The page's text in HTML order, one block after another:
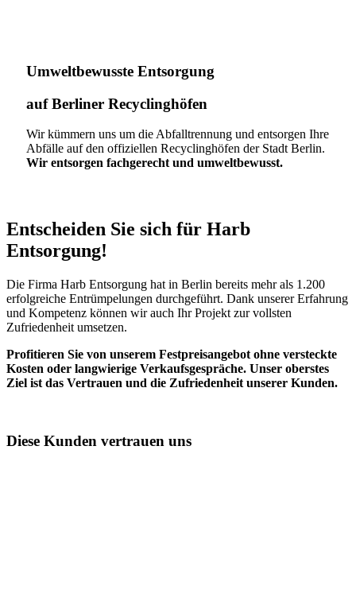
Umweltbewusste Entsorgung
auf Berliner Recyclinghöfen​
Wir kümmern uns um die Abfalltrennung und entsorgen Ihre
Abfälle auf den offiziellen Recyclinghöfen der Stadt Berlin.
Wir entsorgen fachgerecht und umweltbewusst.
Entscheiden Sie sich für Harb
Entsorgung!​
Die Firma Harb Entsorgung hat in Berlin bereits mehr als 1.200
erfolgreiche Entrümpelungen durchgeführt. Dank unserer Erfahrung
und Kompetenz können wir auch Ihr Projekt zur vollsten
Zufriedenheit umsetzen.
Profitieren Sie von unserem Festpreisangebot ohne versteckte
Kosten oder langwierige Verkaufsgespräche. Unser oberstes
Ziel ist das Vertrauen und die Zufriedenheit unserer Kunden.
Diese Kunden vertrauen uns